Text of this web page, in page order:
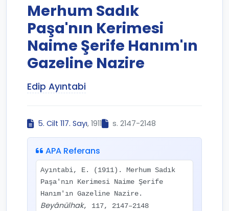
Merhum Sadık
Paşa'nın Kerimesi
Naime Şerife Hanım'ın
Gazeline Nazire
Edip Ayıntabi
5. Cilt 117. Sayı, 1911 s. 2147-2148
APA Referans
Ayıntabi, E. (1911). Merhum Sadık
Paşa'nın Kerimesi Naime Şerife
Hanım'ın Gazeline Nazire.
Beyânülhak, 117, 2147–2148